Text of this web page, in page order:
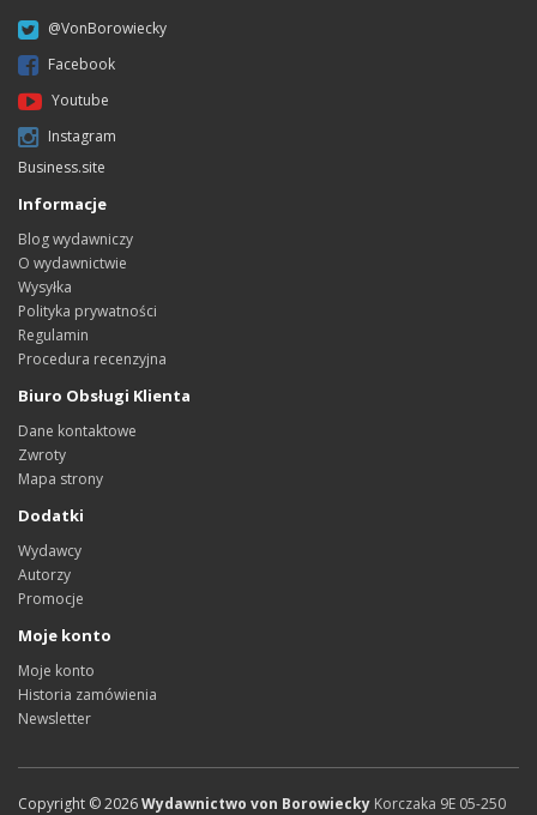
@VonBorowiecky
Facebook
Youtube
Instagram
Business.site
Informacje
Blog wydawniczy
O wydawnictwie
Wysyłka
Polityka prywatności
Regulamin
Procedura recenzyjna
Biuro Obsługi Klienta
Dane kontaktowe
Zwroty
Mapa strony
Dodatki
Wydawcy
Autorzy
Promocje
Moje konto
Moje konto
Historia zamówienia
Newsletter
Copyright ©2026Wydawnictwo von Borowiecky Korczaka 9E 05-250